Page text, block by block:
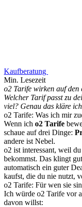
Kaufberatung
Min. Lesezeit
o2 Tarife wirken auf den
Welcher Tarif passt zu
viel? Genau das kläre
o2 Tarife: Was ich mir
Wenn ich o2 Tarife
schaue auf drei Dinge:
andere ist Nebel.
o2 ist interessant, weil
bekommst. Das klingt
automatisch ein guter
kaufst, die du nie nutzt,
o2 Tarife: Für wen sie
Ich würde o2 Tarife vor
davon willst: